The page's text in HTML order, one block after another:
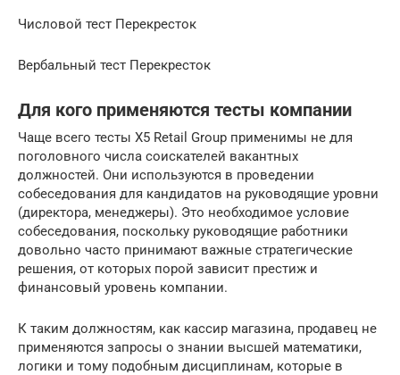
Числовой тест Перекресток
Вербальный тест Перекресток
Для кого применяются тесты компании
Чаще всего тесты X5 Retail Group применимы не для
поголовного числа соискателей вакантных
должностей. Они используются в проведении
собеседования для кандидатов на руководящие уровни
(директора, менеджеры). Это необходимое условие
собеседования, поскольку руководящие работники
довольно часто принимают важные стратегические
решения, от которых порой зависит престиж и
финансовый уровень компании.
К таким должностям, как кассир магазина, продавец не
применяются запросы о знании высшей математики,
логики и тому подобным дисциплинам, которые в